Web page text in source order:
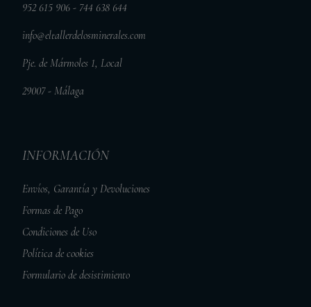
952 615 906 - 744 638 644
info@eltallerdelosminerales.com
Pje. de Mármoles 1, Local
29007 - Málaga
INFORMACIÓN
Envíos, Garantía y Devoluciones
Formas de Pago
Condiciones de Uso
Política de cookies
Formulario de desistimiento